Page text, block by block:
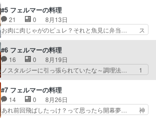
ルタミンの量がーって無理に… 主観と客観だの理
論と感覚だのごちゃごちゃ… 海さんの出るシーン
5分に1回はヤバい！っ…
日、視聴したアニメ】食戟のソーマの四… 圧の強
すぎる世界は見たくない。主人公は当… あんな優
しそうな少年みたいなやつが容赦な… ちゃんと挫
折してて素晴らしい。そりゃ数学… 原作マンガ読
攻略していくスタイル。どん… 過酷な厨房で取り
残される岳の姿は見ててつ… 冷静に考えて海さん
と同居ってめっちゃ辛く…
#5 フェルマーの料理
21 0
8月13日
お肉に肉じゃがのピュレ？それと魚見に弁当… ス
タッフに外国人が多い中で日本人のソウル… やっ
ぱりこのアニメ、面白い。主人公北田岳… 正ヒロ
インは魚見さんってことでよろしいか… カイさん
ノーヒントでいきたいのに周りの人… なるほど多
国籍だから肉じゃがはアカンかっ… 寧々さんが美
父親から激励のメールが来る… 前回の絶望と希望
のアップダウンを、落ち着… 特に厨房描写がよか
ったし料理人が勝手にノ…
#6 フェルマーの料理
16 0
8月19日
ノスタルジーに引っ張られていたな～調理法… 1
と5はソフトボードのような穴が空いた盤… 遂に
賄いで認めさせて職場もいい雰囲気にな… 海さん
の思い出したくもないほどの過去話め… 」で始ま
ったときには寧々さんには言ってい… 【本日、視
聴したアニメ】海さん優しいと思… このアニメに
#7 フェルマーの料理
14 0
8月26日
あれ前回飛ばしたっけ？って思ったら開幕夢… 神